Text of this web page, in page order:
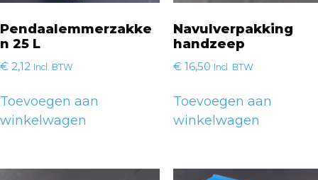
Pendaalemmerzakke
n 25 L
€ 2,12 Incl. BTW
Toevoegen aan
winkelwagen
Navulverpakking
handzeep
€16,50 Incl. BTW
Toevoegen aan
winkelwagen